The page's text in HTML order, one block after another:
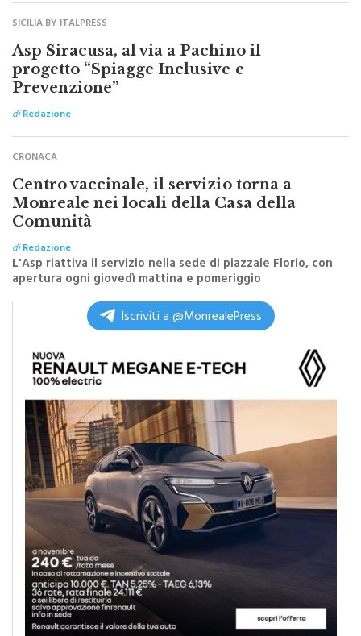
Asp Siracusa, al via a Pachino il
progetto “Spiagge Inclusive e
Prevenzione”
diRedazione
CRONACA
Centro vaccinale, il servizio torna a
Monreale nei locali della Casa della
Comunità
diRedazione
L'Asp riattiva il servizio nella sede di piazzale Florio, con
apertura ogni giovedì mattina e pomeriggio
Iscriviti a @MonrealePress